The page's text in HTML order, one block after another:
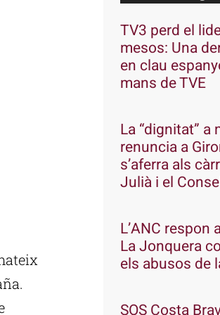
TV3 perd el
mesos: Una
en clau
mans de TVE
La “dignitat”
renuncia a
s’aferra als
Julià i el
L’ANC
La Jonquera
els abusos de
SOS Costa